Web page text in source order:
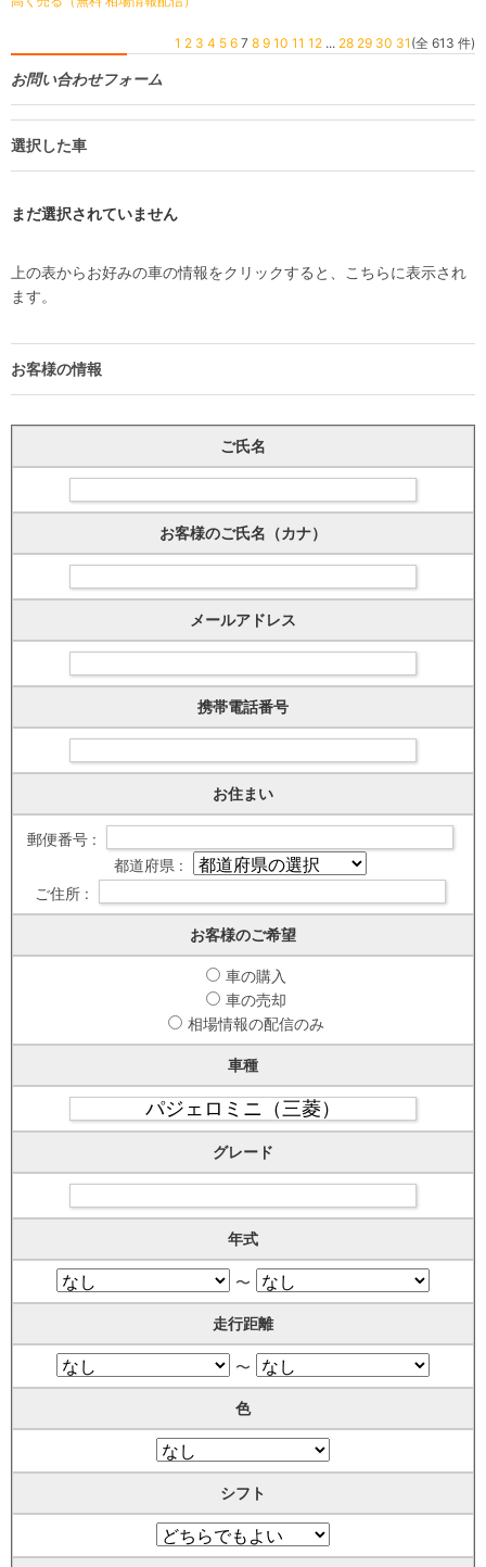
1 2 3 4 5 6 7 8 9 10 11 12 ... 28 29 30 31 (全 613 件)
お問い合わせフォーム
選択した車
まだ選択されていません
上の表からお好みの車の情報をクリックすると、こちらに表示され
ます。
お客様の情報
ご氏名
お客様のご氏名（カナ）
メールアドレス
携帯電話番号
お住まい
郵便番号 :
都道府県 :
ご住所 :
お客様のご希望
車の購入
車の売却
相場情報の配信のみ
車種
グレード
年式
〜
走行距離
〜
色
シフト